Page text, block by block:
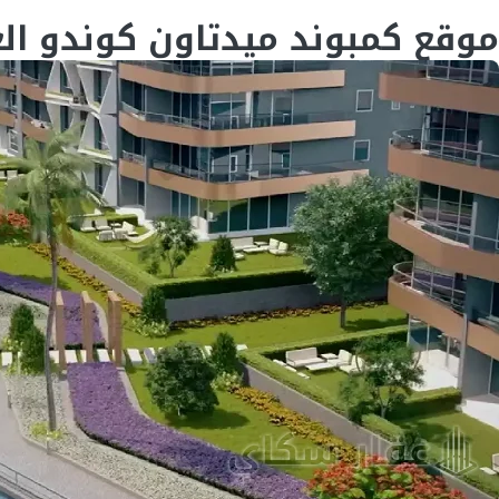
موقع كمبوند ميدتاون كوندو